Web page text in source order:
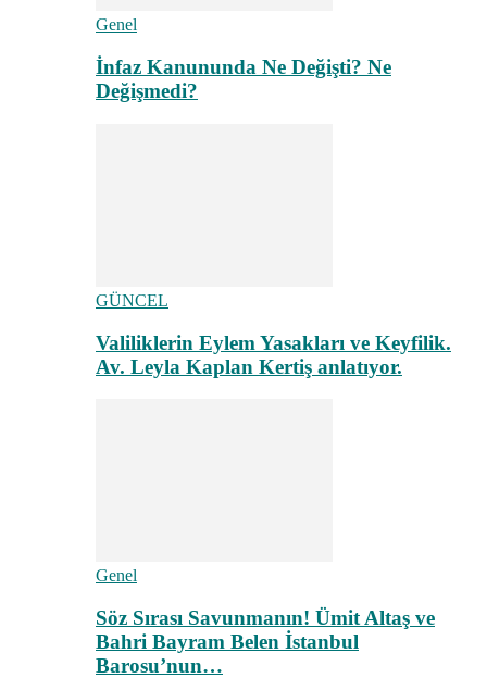
Genel
İnfaz Kanununda Ne Değişti? Ne
Değişmedi?
GÜNCEL
Valiliklerin Eylem Yasakları ve Keyfilik.
Av. Leyla Kaplan Kertiş anlatıyor.
Genel
Söz Sırası Savunmanın! Ümit Altaş ve
Bahri Bayram Belen İstanbul
Barosu’nun…